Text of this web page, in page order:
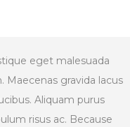
eget malesuada
Maecenas gravida lacus
Aliquam purus
risus ac. Because